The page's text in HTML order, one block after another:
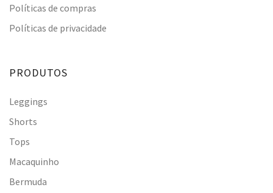
Políticas de compras
Políticas de privacidade
PRODUTOS
Leggings
Shorts
Tops
Macaquinho
Bermuda